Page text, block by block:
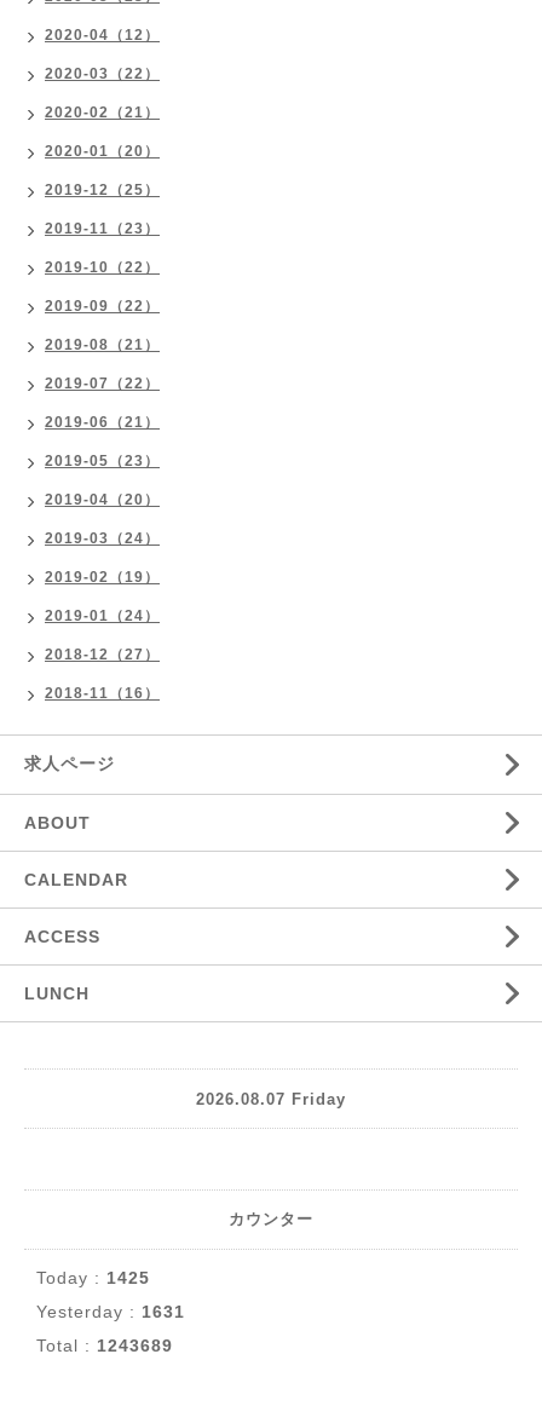
2020-04（12）
2020-03（22）
2020-02（21）
2020-01（20）
2019-12（25）
2019-11（23）
2019-10（22）
2019-09（22）
2019-08（21）
2019-07（22）
2019-06（21）
2019-05（23）
2019-04（20）
2019-03（24）
2019-02（19）
2019-01（24）
2018-12（27）
2018-11（16）
求人ページ
ABOUT
CALENDAR
ACCESS
LUNCH
2026.08.07 Friday
カウンター
Today : 1425
Yesterday : 1631
Total : 1243689